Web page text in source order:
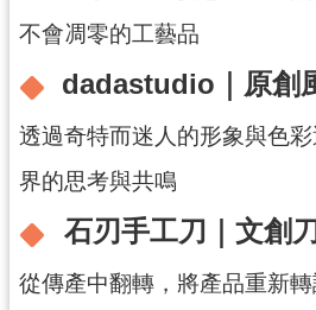
私
權
政
策
網
站
全
策
不會凋零的工藝品
dadastudio｜原創
透過奇特而迷人的形象與色
界的思考與共鳴
石刃手工刀｜文創
從傳產中翻轉，將產品重新